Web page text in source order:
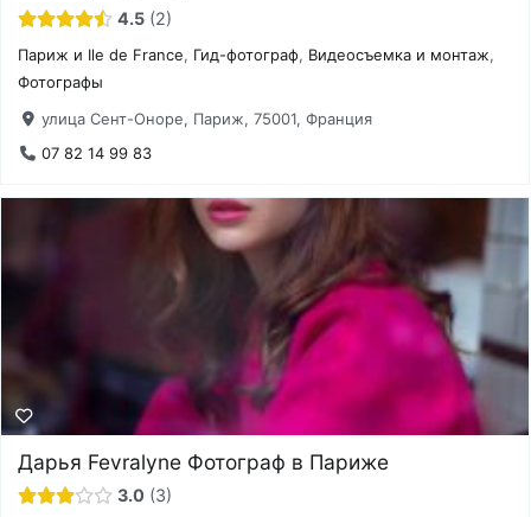
4.5 2
Париж и Ile de France, Гид-фотограф, Видеосъемка и монтаж,
Фотографы
улица Сент-Оноре, Париж, 75001, Франция
07 82 14 99 83
Дарья Fevralyne Фотограф в Париже
3.0 3